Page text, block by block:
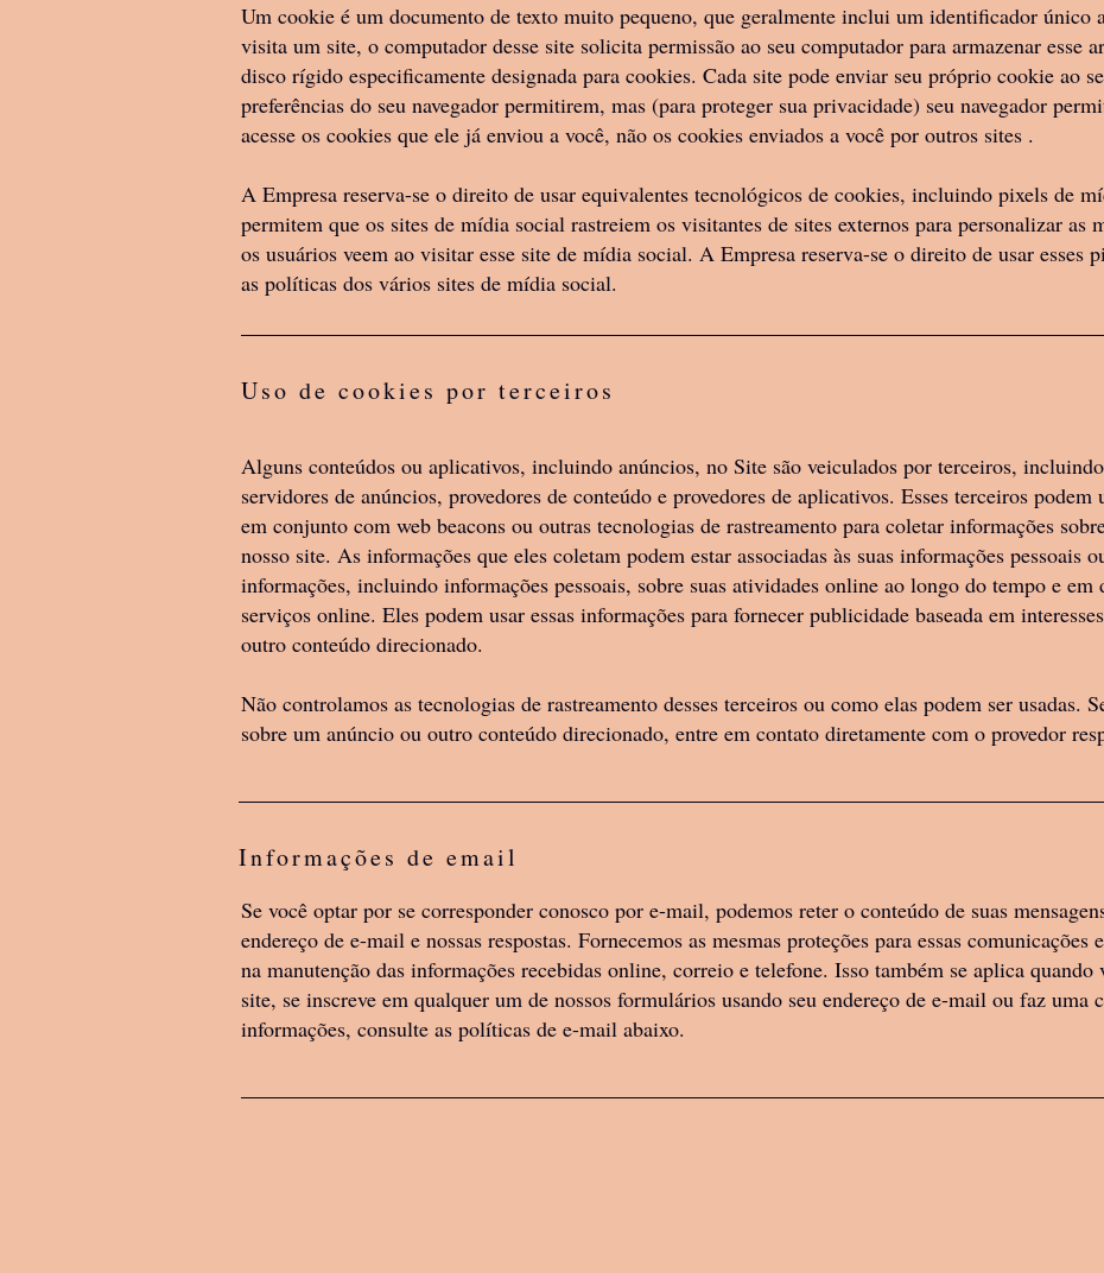
responsabiliza e não será responsável por quaisquer perdas, danos ou
decorrentes do uso de nossos Produtos.
4. Reservamo-nos o direito, mas não somos obrigados, de limitar as vendas
produtos ou serviços a qualquer pessoa, região geográfica ou jurisdição.
esse direito caso a caso. Reservamo-nos o direito de limitar as
produtos ou serviços que oferecemos. Todas as descrições de produtos ou
produtos estão sujeitas a alterações a qualquer momento, sem aviso prévio,
Reservamo-nos o direito de interromper qualquer produto a qualquer
oferta de qualquer produto ou serviço feito neste site é nula onde for
PREÇOS
Um cookie é um documento de texto muito pequeno, que geralmente inclui um identificador único
visita um site, o computador desse site solicita permissão ao seu computador para armazenar esse
disco rígido especificamente designada para cookies. Cada site pode enviar seu próprio cookie ao
preferências do seu navegador permitirem, mas (para proteger sua privacidade) seu navegador
acesse os cookies que ele já enviou a você, não os cookies enviados a você por outros sites .
A Empresa reserva-se o direito de usar equivalentes tecnológicos de cookies, incluindo pixels de
permitem que os sites de mídia social rastreiem os visitantes de sites externos para personalizar as
os usuários veem ao visitar esse site de mídia social. A Empresa reserva-se o direito de usar esses
as políticas dos vários sites de mídia social.
Uso de cookies por terceiros
Alguns conteúdos ou aplicativos, incluindo anúncios, no Site são veiculados por terceiros,
servidores de anúncios, provedores de conteúdo e provedores de aplicativos. Esses terceiros
em conjunto com web beacons ou outras tecnologias de rastreamento para coletar informações
nosso site. As informações que eles coletam podem estar associadas às suas informações pessoais
informações, incluindo informações pessoais, sobre suas atividades online ao longo do tempo e em
serviços online. Eles podem usar essas informações para fornecer publicidade baseada em
outro conteúdo direcionado.
Não controlamos as tecnologias de rastreamento desses terceiros ou como elas podem ser usadas.
sobre um anúncio ou outro conteúdo direcionado, entre em contato diretamente com o provedor
Informações de email
Se você optar por se corresponder conosco por e-mail, podemos reter o conteúdo de suas
endereço de e-mail e nossas respostas. Fornecemos as mesmas proteções para essas comunicações
na manutenção das informações recebidas online, correio e telefone. Isso também se aplica quando
site, se inscreve em qualquer um de nossos formulários usando seu endereço de e-mail ou faz uma
informações, consulte as políticas de e-mail abaixo.